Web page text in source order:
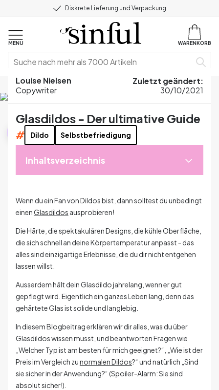
Diskrete Lieferung und Verpackung
MENU WARENKORB
Home Blog Produkt-Guides Glasdildos - Der ultimative Guide
Produkt-Guides
Louise Nielsen
Copywriter
Zuletzt geändert:
30/10/2021
Glasdildos - Der ultimative Guide
# Dildo Selbstbefriedigung
Inhaltsverzeichnis
Wenn du ein Fan von Dildos bist, dann solltest du unbedingt
einenGlasdildos ausprobieren!
Die Härte, die spektakulären Designs, die kühle Oberfläche,
die sich schnell an deine Körpertemperatur anpasst - das
alles sind einzigartige Erlebnisse, die du dir nicht entgehen
lassen willst.
Ausserdem hält dein Glasdildo jahrelang, wenn er gut
gepflegt wird. Eigentlich ein ganzes Leben lang, denn das
gehärtete Glas ist solide und langlebig.
In diesem Blogbeitrag erklären wir dir alles, was du über
Glasdildos wissen musst, und beantworten Fragen wie
„Welcher Typ ist am besten für mich geeignet?“, „Wie ist der
Preis im Vergleich zunormalen Dildos?“ und natürlich „Sind
sie sicher in der Anwendung?“ (Spoiler-Alarm: Sie sind
absolut sicher!).